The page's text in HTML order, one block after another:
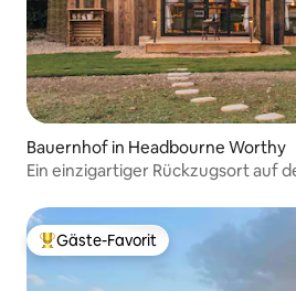
Bauernhof in Headbourne Worthy
Ein einzigartiger Rückzugsort auf
Beliebter Gäste-Favorit.
Gäste-Favorit